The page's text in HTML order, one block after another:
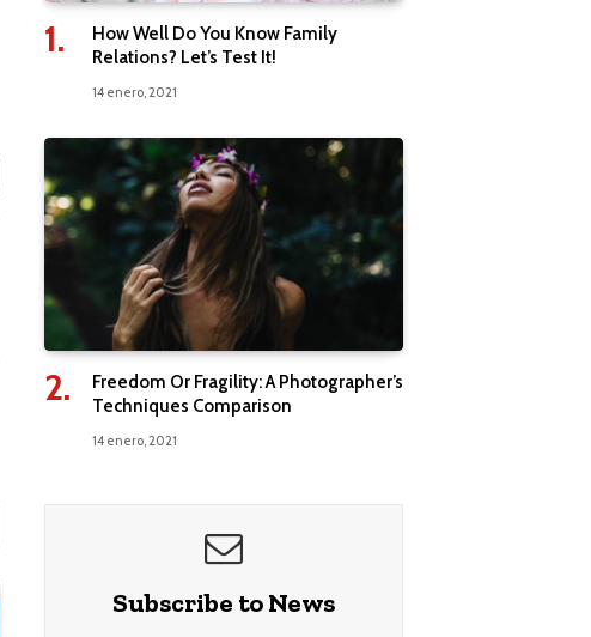
How Well Do You Know Family
Relations? Let’s Test It!
14 enero, 2021
Freedom Or Fragility: A Photographer’s
Techniques Comparison
14 enero, 2021
Subscribe to News